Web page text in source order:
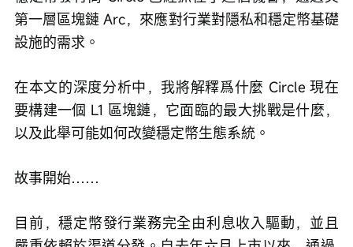
第一層區塊鏈 Arc，來應對行業對隱私和穩定幣基礎
設施的需求。
在本文的深度分析中，我將解釋爲什麼 Circle 現在
要構建一個 L1 區塊鏈，它面臨的最大挑戰是什麼，
以及此舉可能如何改變穩定幣生態系統。
故事開始……
目前，穩定幣發行業務完全由利息收入驅動，並且